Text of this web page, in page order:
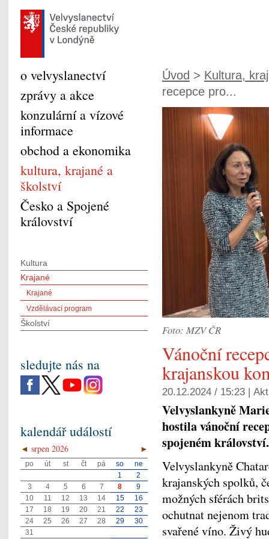
Úvod > Kultura,
recepce pro...
Foto: MZV ČR
Vánoční
krajanskou
20.12.2024 / 15:23 |
Velvyslankyně
hostila vánoční
spojeném království.
Velvyslankyně
krajanských spolků,
možných sférách
ochutnat nejenom
svařené víno. Živý
o velvyslanectví
zprávy a akce
konzulární a vízové
informace
obchod a ekonomika
kultura, krajané a
školství
Česko a Spojené
království
Kultura
Krajané
Krajané
Vzdělávací program
Školství
sledujte nás na
kalendář událostí
◄ ►
srpen 2026
po út st čt pá so
ne
1
2
3
4 5 6 7 8
9
10
11 12 13 14 15
16
17
18 19 20 21 22
23
24
25 26 27 28 29
30
31